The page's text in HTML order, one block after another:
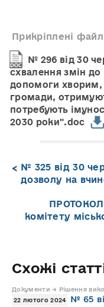
Прикріплені
№ 296 від 30
схвалення змін
допомоги хворим,
громади,
потребують
2030 роки".doc
№ 325 від 30
дозволу на
ПРОТОКОЛ
комітету
Схожі
Документи → Рішення
22 лютого 2024
№ 65